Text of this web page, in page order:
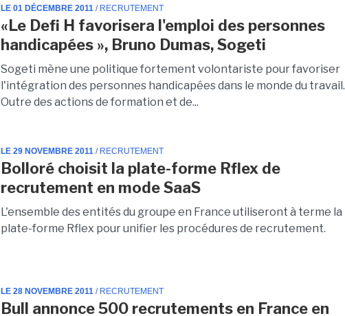
LE 01 DÉCEMBRE 2011 / RECRUTEMENT
«Le Defi H favorisera l'emploi des personnes
handicapées », Bruno Dumas, Sogeti
Sogeti mène une politique fortement volontariste pour favoriser
l'intégration des personnes handicapées dans le monde du travail.
Outre des actions de formation et de...
LE 29 NOVEMBRE 2011 / RECRUTEMENT
Bolloré choisit la plate-forme Rflex de
recrutement en mode SaaS
L'ensemble des entités du groupe en France utiliseront à terme la
plate-forme Rflex pour unifier les procédures de recrutement.
LE 28 NOVEMBRE 2011 / RECRUTEMENT
Bull annonce 500 recrutements en France en